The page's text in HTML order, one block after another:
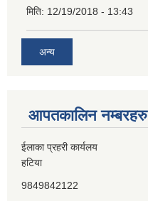
मिति: 12/19/2018 - 13:43
अन्य
आपतकालिन नम्बरहरु
ईलाका प्रहरी कार्यलय
हटिया
9849842122